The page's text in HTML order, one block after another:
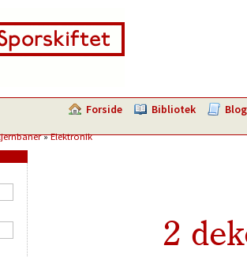
Forside Bibliotek Blog
»Elektronik
2